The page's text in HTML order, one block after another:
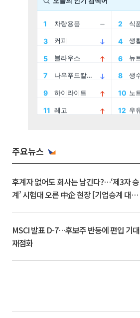
주요뉴스
후계자 없어도 회사는 남긴다?…‘제3자 승
계’ 시험대 오른 中企 현장 [기업승계 대전
MSCI 발표 D-7…후보주 반등에 편입 기대
재점화